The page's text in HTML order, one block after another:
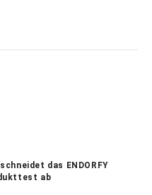
das ENDORFY
ab